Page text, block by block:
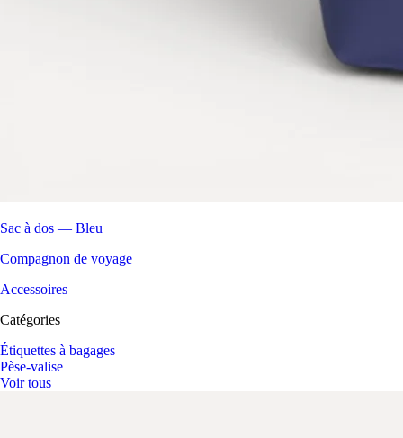
Sac à dos — Bleu
Compagnon de voyage
Accessoires
Catégories
Étiquettes à bagages
Pèse-valise
Voir tous